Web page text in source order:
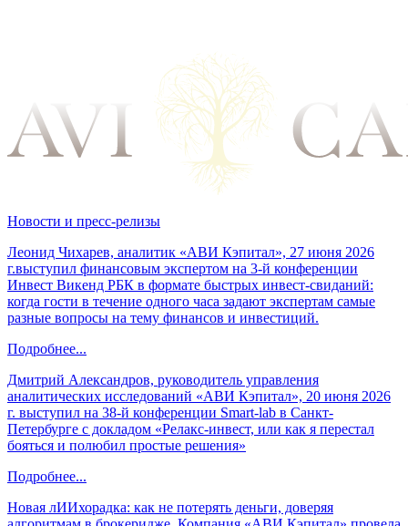
Новости и пресс-релизы
Леонид Чихарев, аналитик «АВИ Кэпитал», 27 июня 2026
г.выступил финансовым экспертом на 3-й конференции
Инвест Викенд РБК в формате быстрых инвест-свиданий:
когда гости в течение одного часа задают экспертам самые
разные вопросы на тему финансов и инвестиций.
Подробнее...
Дмитрий Александров, руководитель управления
аналитических исследований «АВИ Кэпитал», 20 июня 2026
г. выступил на 38-й конференции Smart-lab в Санкт-
Петербурге с докладом «Релакс-инвест, или как я перестал
бояться и полюбил простые решения»
Подробнее...
Новая лИИхорадка: как не потерять деньги, доверяя